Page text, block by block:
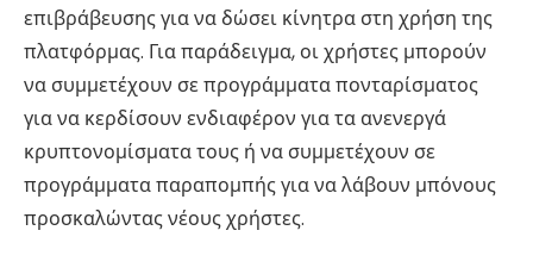
επιβράβευσης για να δώσει κίνητρα στη χρήση της
πλατφόρμας. Για παράδειγμα, οι χρήστες μπορούν
να συμμετέχουν σε προγράμματα πονταρίσματος
για να κερδίσουν ενδιαφέρον για τα ανενεργά
κρυπτονομίσματα τους ή να συμμετέχουν σε
προγράμματα παραπομπής για να λάβουν μπόνους
προσκαλώντας νέους χρήστες.